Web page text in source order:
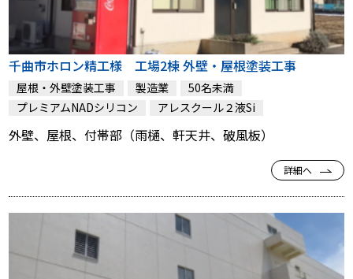
千曲市ホロン精工様 工場2棟 外壁・屋根塗装工事
屋根・外壁塗装工事 製造業
50名未満
プレミアムNADシリコン
アレスクール２液Si
外壁、屋根、付帯部（雨樋、軒天井、破風板）
詳細へ